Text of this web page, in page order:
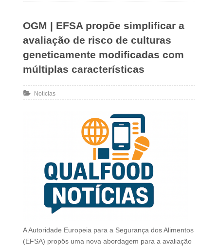
OGM | EFSA propõe simplificar a
avaliação de risco de culturas
geneticamente modificadas com
múltiplas características
Notícias
A Autoridade Europeia para a Segurança dos Alimentos
(EFSA) propôs uma nova abordagem para a avaliação